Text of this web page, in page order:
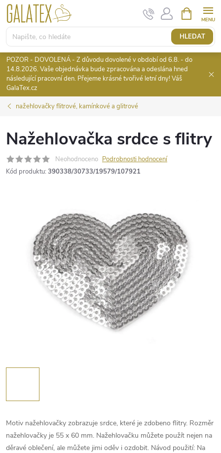
Přejít
obsah
HLEDAT
NÁKUPNÍ
KOŠÍK
POZOR - DOVOLENÁ - Z důvodu dovolené v období od 6.8. - do
14.8.2026. Vaše objednávka bude zpracována a odeslána hned
následující pracovní den. Přejeme krásné tvořivé letní dny! Váš
GalaTex.cz
nažehlovačky flitrové, kamínkové a glitrové
Nažehlovačka srdce s flitry
Neohodnoceno Podrobnosti hodnocení
Kód produktu: 390338/30733/19579/107921
Motiv nažehlovačky zobrazuje srdce, které je zdobeno flitry. Rozměr
nažehlovačky je 55 x 60 mm. Nažehlovačku můžete použít nejen na
děravé oblečení, ale můžete jimi oděv i ozdobit. Návod použití: Na